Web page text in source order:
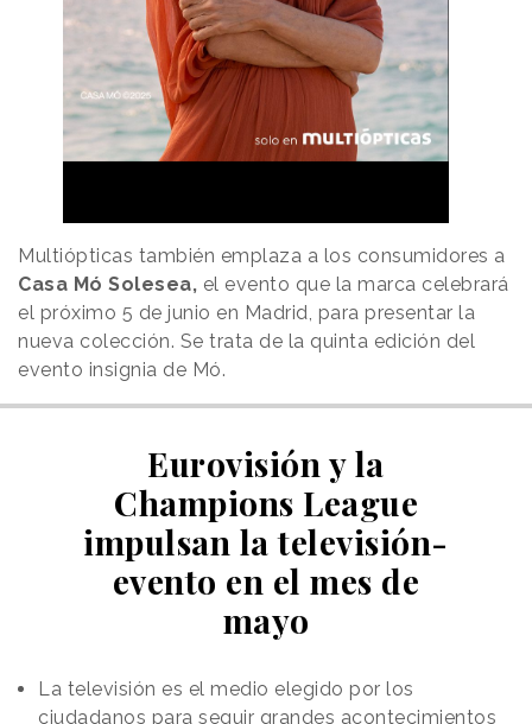
Multiópticas también emplaza a los consumidores a
Casa Mó Solesea, el evento que la marca celebrará
el próximo 5 de junio en Madrid, para presentar la
nueva colección. Se trata de la quinta edición del
evento insignia de Mó.
Eurovisión y la
Champions League
impulsan la televisión-
evento en el mes de
mayo
La televisión es el medio elegido por los
ciudadanos para seguir grandes acontecimientos